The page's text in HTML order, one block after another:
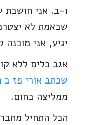
ו-ב. אני חושבת
יגיע, אני
אגב כלים ללא
שכתב אורי פז ב smashing magazin
ממליצה בחום.
הכל התחיל